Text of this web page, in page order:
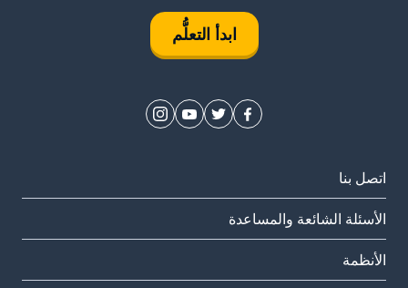
ابدأ التعلُّم
اتصل بنا
الأسئلة الشائعة والمساعدة
الأنظمة